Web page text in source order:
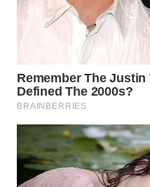
WN
WN
BOGOR
WN
DEPOK
WN